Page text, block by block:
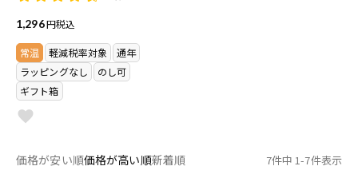
1,296 税込
常温 軽減税率対象
通年
ラッピングなし
のし可
ギフト箱
価格が安い順価格が高い順新着順 7件中 1-7件表示